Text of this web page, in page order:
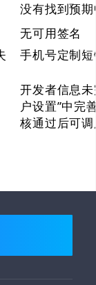
没有找到预
无可用签名
手机号定制
开发者信息
户设置”中完
核通过后可